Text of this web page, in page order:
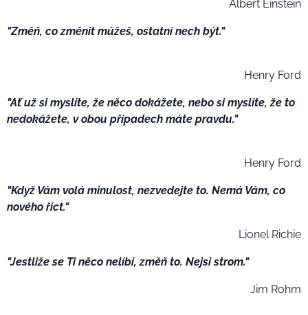
Albert Einstein
"Změň, co změnit můžeš, ostatní nech být."
Henry Ford
"Ať už si myslíte, že něco dokážete, nebo si myslíte, že to
nedokážete, v obou případech máte pravdu."
Henry Ford
"Když Vám volá minulost, nezvedejte to. Nemá Vám, co
nového říct."
Lionel Richie
"Jestliže se Ti něco nelíbí, změň to. Nejsi strom."
Jim Rohm